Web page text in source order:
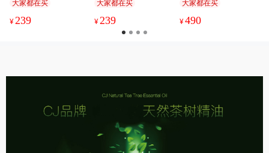
障专家
大家都在买
¥ 239
大家都在买
¥ 239
大家都在买
¥490